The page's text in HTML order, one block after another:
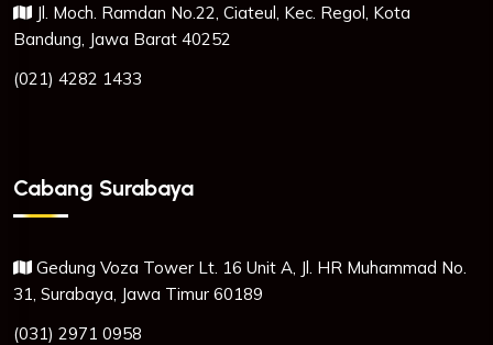
Jl. Moch. Ramdan No.22, Ciateul, Kec. Regol, Kota
Bandung, Jawa Barat 40252
(021) 4282 1433
Cabang Surabaya
Gedung Voza Tower Lt. 16 Unit A, Jl. HR Muhammad No.
31, Surabaya, Jawa Timur 60189
(031) 2971 0958